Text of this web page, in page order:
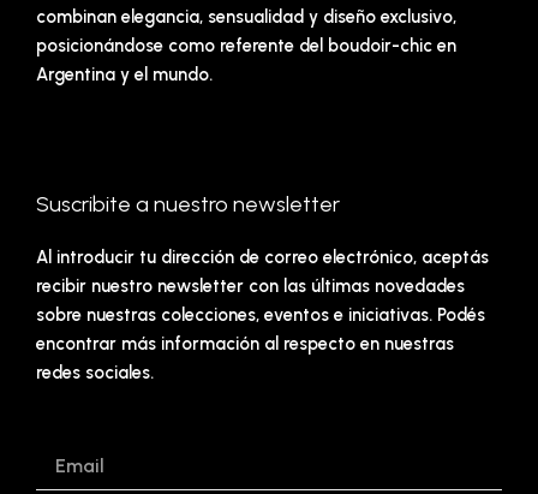
combinan elegancia, sensualidad y diseño exclusivo,
posicionándose como referente del boudoir-chic en
Argentina y el mundo.
Suscribite a nuestro newsletter
Al introducir tu dirección de correo electrónico, aceptás
recibir nuestro newsletter con las últimas novedades
sobre nuestras colecciones, eventos e iniciativas. Podés
encontrar más información al respecto en nuestras
redes sociales.